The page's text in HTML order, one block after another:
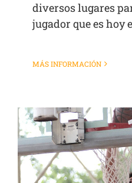
diversos lugares
jugador que es hoy
MÁS INFORMACIÓN